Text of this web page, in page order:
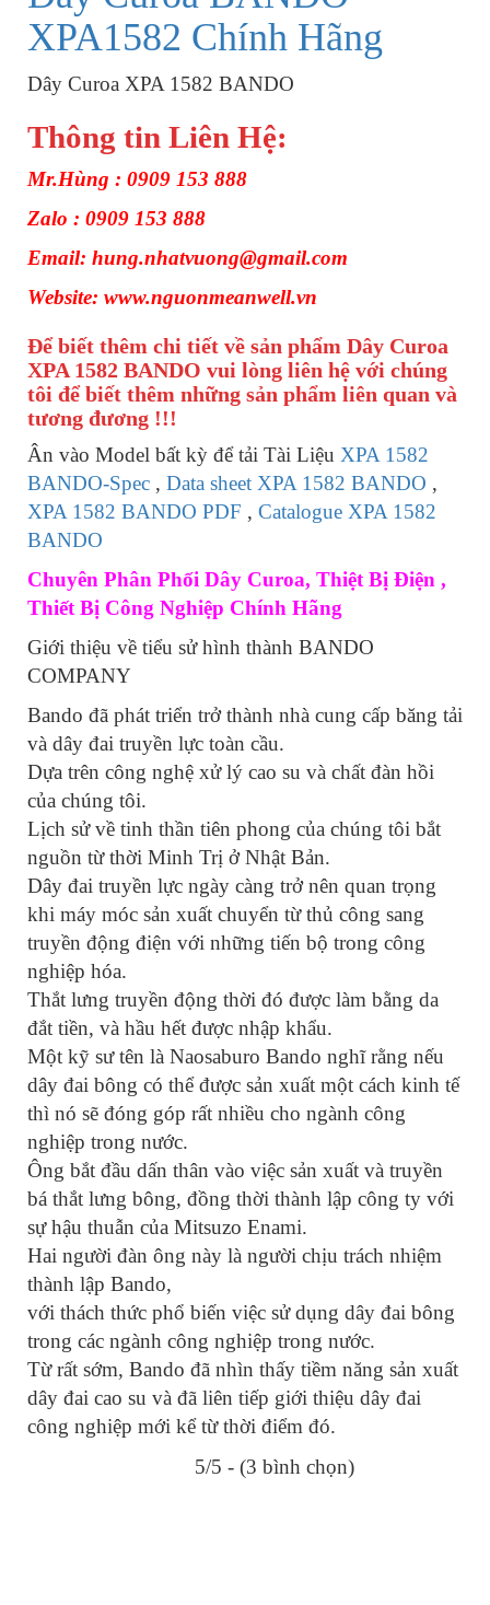
XPA1582 Chính Hãng
Dây Curoa XPA 1582 BANDO
Thông tin Liên Hệ:
Mr.Hùng : 0909 153 888
Zalo : 0909 153 888
Email: hung.nhatvuong@gmail.com
Website: www.nguonmeanwell.vn
Để biết thêm chi tiết về sản phẩm Dây Curoa
XPA 1582 BANDO vui lòng liên hệ với chúng
tôi để biết thêm những sản phẩm liên quan và
tương đương !!!
Ân vào Model bất kỳ để tải Tài Liệu XPA 1582
BANDO-Spec , Data sheet XPA 1582 BANDO ,
XPA 1582 BANDO PDF , Catalogue XPA 1582
BANDO
Chuyên Phân Phối Dây Curoa, Thiệt Bị Điện ,
Thiết Bị Công Nghiệp Chính Hãng
Giới thiệu về tiểu sử hình thành BANDO
COMPANY
Bando đã phát triển trở thành nhà cung cấp băng tải
và dây đai truyền lực toàn cầu.
Dựa trên công nghệ xử lý cao su và chất đàn hồi
của chúng tôi.
Lịch sử về tinh thần tiên phong của chúng tôi bắt
nguồn từ thời Minh Trị ở Nhật Bản.
Dây đai truyền lực ngày càng trở nên quan trọng
khi máy móc sản xuất chuyển từ thủ công sang
truyền động điện với những tiến bộ trong công
nghiệp hóa.
Thắt lưng truyền động thời đó được làm bằng da
đắt tiền, và hầu hết được nhập khẩu.
Một kỹ sư tên là Naosaburo Bando nghĩ rằng nếu
dây đai bông có thể được sản xuất một cách kinh tế
thì nó sẽ đóng góp rất nhiều cho ngành công
nghiệp trong nước.
Ông bắt đầu dấn thân vào việc sản xuất và truyền
bá thắt lưng bông, đồng thời thành lập công ty với
sự hậu thuẫn của Mitsuzo Enami.
Hai người đàn ông này là người chịu trách nhiệm
thành lập Bando,
với thách thức phổ biến việc sử dụng dây đai bông
trong các ngành công nghiệp trong nước.
Từ rất sớm, Bando đã nhìn thấy tiềm năng sản xuất
dây đai cao su và đã liên tiếp giới thiệu dây đai
công nghiệp mới kể từ thời điểm đó.
5/5 - (3 bình chọn)